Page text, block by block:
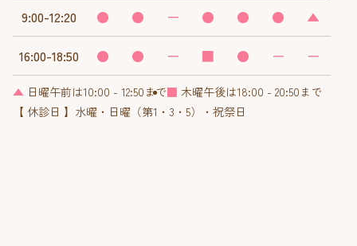
9:00-12:20 ● ● ー ● ● ● ▲
16:00-18:50 ● ● ー ■ ● ー ー
▲ 日曜午前は10:00 - 12:50まで■ 木曜午後は18:00 - 20:50まで
【 休診日 】水曜・日曜（第1・3・5）・祝祭日